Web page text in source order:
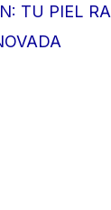
TU PIEL